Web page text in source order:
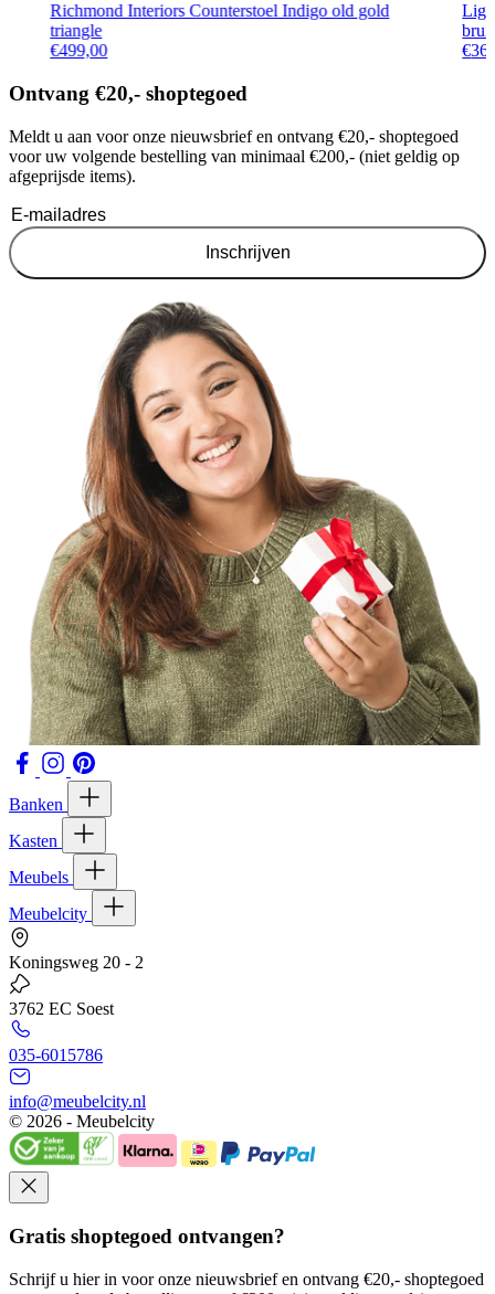
Richmond Interiors Counterstoel Indigo old gold
triangle
€499,00
€
Ontvang €20,- shoptegoed
Meldt u aan voor onze nieuwsbrief en ontvang €20,- shoptegoed
voor uw volgende bestelling van minimaal €200,- (niet geldig op
afgeprijsde items).
Inschrijven
Banken
Kasten
Meubels
Meubelcity
Koningsweg 20 - 2
3762 EC Soest
035-6015786
info@meubelcity.nl
© 2026 - Meubelcity
Gratis shoptegoed ontvangen?
Schrijf u hier in voor onze nieuwsbrief en ontvang €20,- shoptegoed